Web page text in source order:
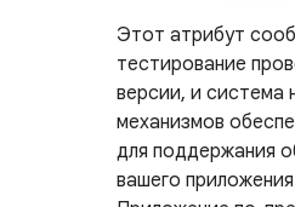
Этот атрибут
тестирование
версии, и система
механизмов
для поддержания
вашего